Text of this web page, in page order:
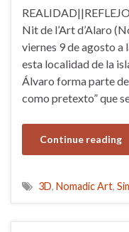
Nit de l’Art d’Alaro
viernes 9 de agosto a
esta localidad de la
Álvaro forma parte
como pretexto” que
Continue reading
3D, Nomadic Art,